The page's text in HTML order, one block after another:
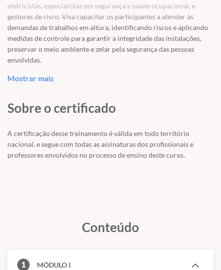
eletricistas, especialistas em segurança e saúde ocupacional, e
gestores de risco. Visa capacitar os participantes a atender às
demandas de trabalhos em altura, identificando riscos e aplicando
medidas de controle para garantir a integridade das instalações,
preservar o meio ambiente e zelar pela segurança das pessoas
envolvidas.
Mostrar mais
Sobre o certificado
A certificação desse treinamento é válida em todo território
nacional, e segue com todas as assinaturas dos profissionais e
professores envolvidos no processo de ensino deste curso.
Conteúdo
1 MÓDULO I